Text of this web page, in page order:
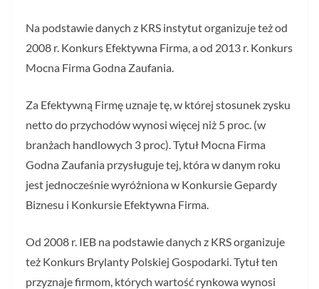
Na podstawie danych z KRS instytut organizuje też od
2008 r. Konkurs Efektywna Firma, a od 2013 r. Konkurs
Mocna Firma Godna Zaufania.
Za Efektywną Firmę uznaje tę, w której stosunek zysku
netto do przychodów wynosi więcej niż 5 proc. (w
branżach handlowych 3 proc). Tytuł Mocna Firma
Godna Zaufania przysługuje tej, która w danym roku
jest jednocześnie wyróżniona w Konkursie Gepardy
Biznesu i Konkursie Efektywna Firma.
Od 2008 r. IEB na podstawie danych z KRS organizuje
też Konkurs Brylanty Polskiej Gospodarki. Tytuł ten
przyznaje firmom, których wartość rynkowa wynosi